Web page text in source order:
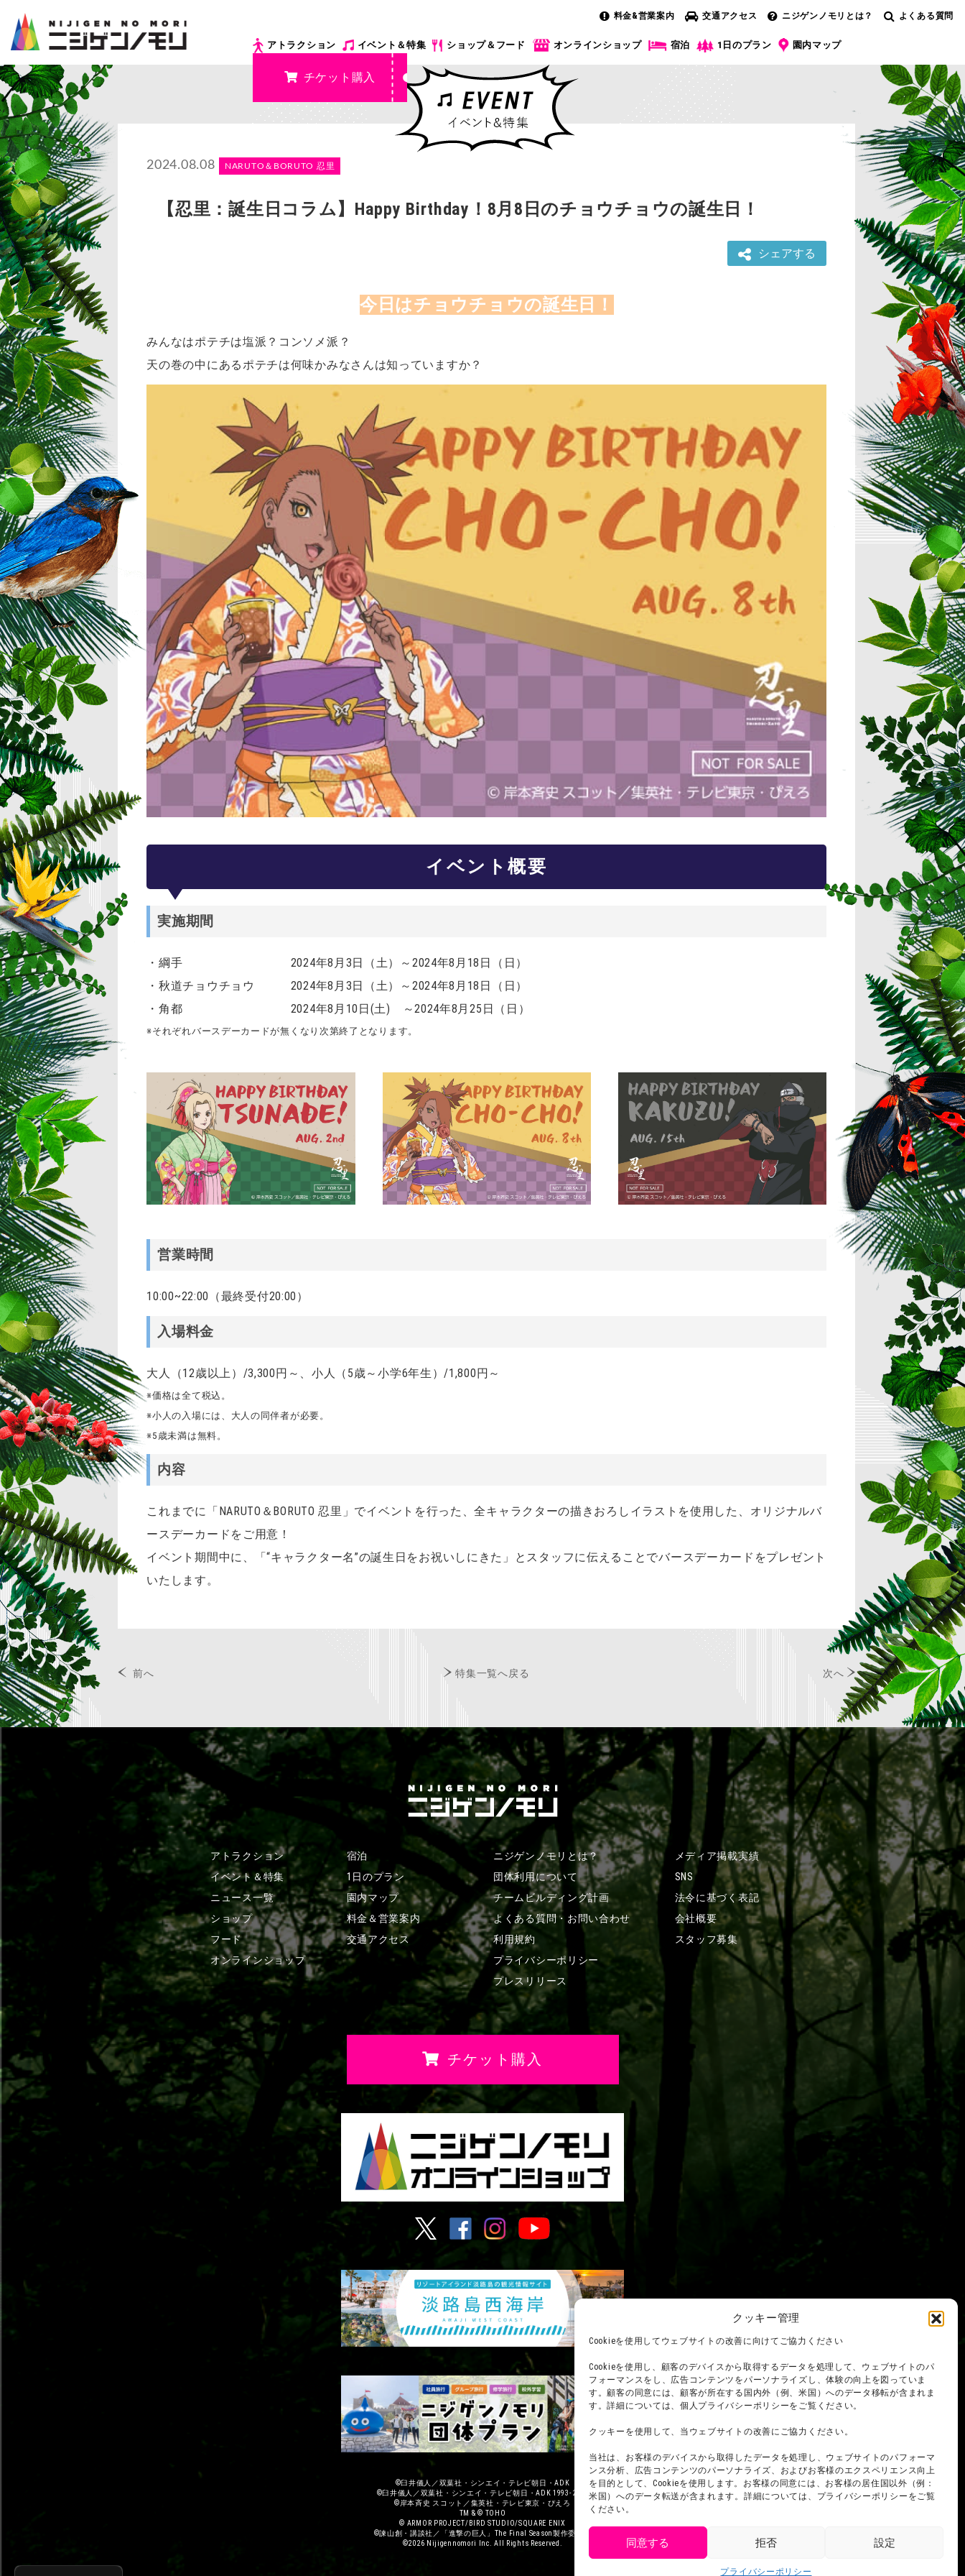
クッキー管理
Cookieを使用してウェブサイトの改善に向けてご協力ください
Cookieを使用し、顧客のデバイスから取得するデータを処理して、ウェブサイトのパ
フォーマンスをし、広告コンテンツをパーソナライズし、体験の向上を図っていま
す。顧客の同意には、顧客が所在する国内外（例、米国）へのデータ移転が含まれま
す。詳細については、個人プライバシーポリシーをご覧ください。
クッキーを使用して、当ウェブサイトの改善にご協力ください。
当社は、お客様のデバイスから取得したデータを処理し、ウェブサイトのパフォーマ
ンス分析、広告コンテンツのパーソナライズ、およびお客様のエクスペリエンス向上
を目的として、Cookieを使用します。お客様の同意には、お客様の居住国以外（例：
米国）へのデータ転送が含まれます。詳細については、プライバシーポリシーをご覧
ください。
同意する 拒否 設定
プライバシーポリシー
料金&営業案内 交通アクセス ニジゲンノモリとは？ よくある質問
アトラクション イベント＆特集 ショップ＆フード オンラインショップ 宿泊 1日のプラン 園内マップ
チケット購入
2024.08.08 NARUTO＆BORUTO 忍里
【忍里：誕生日コラム】Happy Birthday！8月8日のチョウチョウの誕生日！
シェアする
今日はチョウチョウの誕生日！
みんなはポテチは塩派？コンソメ派？
天の巻の中にあるポテチは何味かみなさんは知っていますか？
イベント概要
実施期間
・綱手 2024年8月3日（土）～2024年8月18日（日）
・秋道チョウチョウ 2024年8月3日（土）～2024年8月18日（日）
・角都 2024年8月10日(土) ～2024年8月25日（日）
※それぞれバースデーカードが無くなり次第終了となります。
営業時間
10:00~22:00（最終受付20:00）
入場料金
大人（12歳以上）/3,300円～、小人（5歳～小学6年生）/1,800円～
※価格は全て税込。
※小人の入場には、大人の同伴者が必要。
※5歳未満は無料。
内容
これまでに「NARUTO＆BORUTO 忍里」でイベントを行った、全キャラクターの描きおろしイラストを使用した、オリジナルバ
ースデーカードをご用意！
イベント期間中に、「“キャラクター名”の誕生日をお祝いしにきた」とスタッフに伝えることでバースデーカードをプレゼント
いたします。
前へ 特集一覧へ戻る 次へ
アトラクション
イベント＆特集
ニュース一覧
ショップ
フード
オンラインショップ
宿泊
1日のプラン
園内マップ
料金＆営業案内
交通アクセス
ニジゲンノモリとは？
団体利用について
チームビルディング計画
よくある質問・ お問い合わせ
利用規約
プライバシーポリシー
プレスリリース
メディア掲載実績
SNS
法令に基づく表記
会社概要
スタッフ募集
チケット購入
©臼井儀人／双葉社・シンエイ・テレビ朝日・ADK
©臼井儀人／双葉社・シンエイ・テレビ朝日・ADK 1993-2026
©岸本斉史 スコット／集英社・テレビ東京・ぴえろ
TM & © TOHO
© ARMOR PROJECT/BIRD STUDIO/SQUARE ENIX
©諫山創・講談社／「進撃の巨人」The Final Season製作委員会
©2026 Nijigennomori Inc. All Rights Reserved.